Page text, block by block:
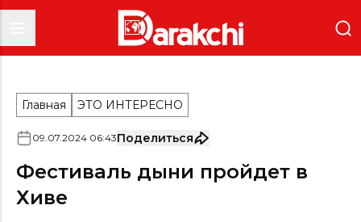
Главная ЭТО ИНТЕРЕСНО
09.07.2024 06:43Поделиться
Фестиваль дыни пройдет в
Хиве